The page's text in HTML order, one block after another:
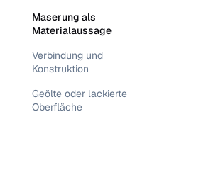
Maserung als
Materialaussage
Verbindung und
Konstruktion
Geölte oder lackierte
Oberfläche